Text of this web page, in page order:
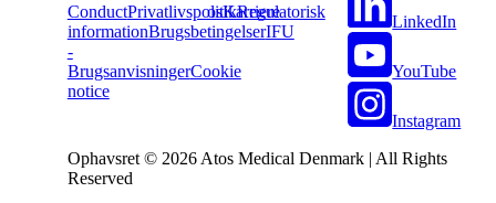
ConductPrivatlivspolitikRegulatorisk
informationBrugsbetingelserIFU
-
BrugsanvisningerCookie
notice
osKarriere
LinkedIn
YouTube
Instagram
Ophavsret © 2026 Atos Medical Denmark | All Rights
Reserved